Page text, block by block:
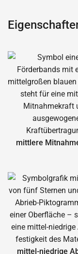
mittlere
mittel-niedrige